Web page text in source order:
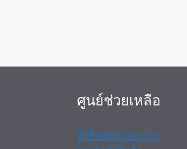
ศูนย์ช่วยเหลือ
สั่งซื้อสินค้าอย่างไร